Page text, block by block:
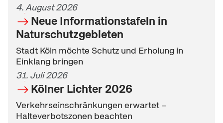
4. August 2026
Neue Informationstafeln in
Naturschutzgebieten
Stadt Köln möchte Schutz und Erholung in
Einklang bringen
31. Juli 2026
Kölner Lichter 2026
Verkehrseinschränkungen erwartet –
Halteverbotszonen beachten